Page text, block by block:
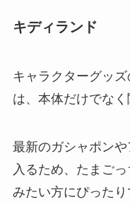
キディランド
キャラクターグッ
は、本体だけでなく
最新のガシャポン
入るため、たまご
みたい方にぴったり